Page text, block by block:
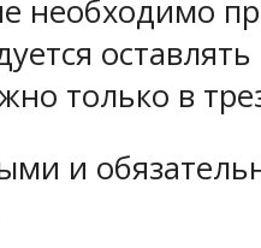
необходимо
только в
и